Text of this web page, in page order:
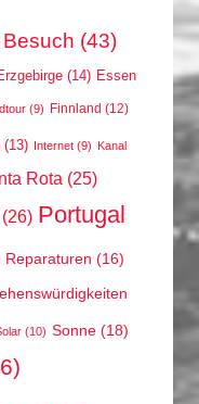
Besuch (43)
(14) Essen
(9) Finnland (12)
(13) Internet (9) Kanal
Rota (25)
(26) Portugal
Reparaturen (16)
(10) Sonne (18)